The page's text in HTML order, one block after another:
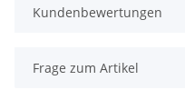
Kundenbewertungen
Frage zum Artikel